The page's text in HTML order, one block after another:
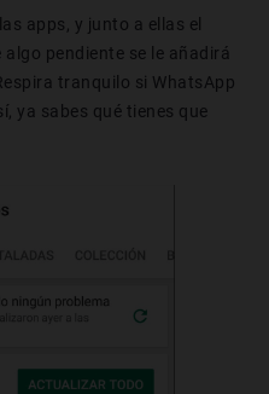
apps, y junto a ellas el
pendiente se le añadirá
tranquilo si WhatsApp
ya sabes qué tienes que